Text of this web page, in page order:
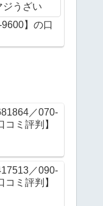
ジうざい
】の口
／070-
コミ評判】
／090-
ミ評判】